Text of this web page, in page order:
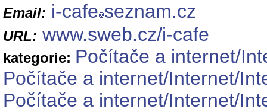
Email: i-cafe seznam.cz
URL: www.sweb.cz/i-cafe
kategorie: Počítače a internet/
Počítače a internet/Internet/
Počítače a internet/Internet/